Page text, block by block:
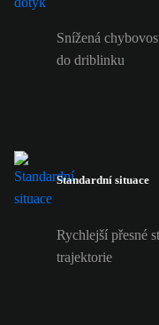
Snížená
do driblinku
Standardní situace
Rychlejší přesné
trajektorie